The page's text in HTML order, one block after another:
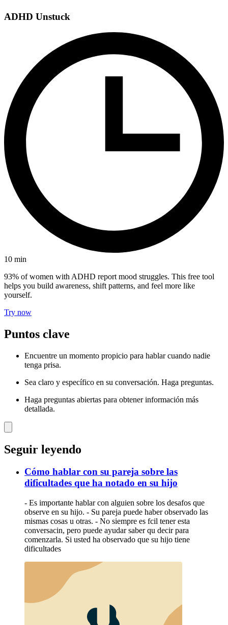
ADHD Unstuck
10 min
93% of women with ADHD report mood struggles. This free tool
helps you build awareness, shift patterns, and feel more like
yourself.
Try now
Puntos clave
Encuentre un momento propicio para hablar cuando nadie
tenga prisa.
Sea claro y específico en su conversación. Haga preguntas.
Haga preguntas abiertas para obtener información más
detallada.
Seguir leyendo
Cómo hablar con su pareja sobre las
dificultades que ha notado en su hijo
- Es importante hablar con alguien sobre los desafos que
observe en su hijo. - Su pareja puede haber observado las
mismas cosas u otras. - No siempre es fcil tener esta
conversacin, pero puede ayudar saber qu decir para
comenzarla. Si usted ha observado que su hijo tiene
dificultades